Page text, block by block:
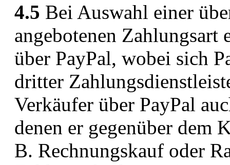
4.5 Bei Auswahl einer
angebotenen
über PayPal, wobei sich
dritter
Verkäufer über PayPal
denen er gegenüber dem
B. Rechnungskauf oder